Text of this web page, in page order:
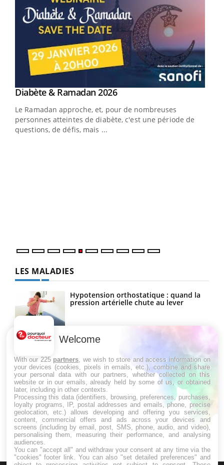
Youtube
Diabète & Ramadan 2026Youtube
Le Ramadan approche, et, pour de nombreuses
personnes atteintes de diabète, c'est une période de
questions, de défis, mais ...
LES MALADIES
Hypotension orthostatique : quand la
pression artérielle chute au lever
Drépanocytose : une déformation des
globules rouges aux conséquences
Maladie de Charcot (Sclérose latérale
amyotrophique)
Welcome
With our 225 partners , we wish to store and access information on
your devices (cookies, pixels in emails, etc.), combine and share
your personal data with our partners, whether collected on this
website or in our emails, already held by some of us, or obtained
later, including in other contexts.
Processing this data (identifiers, browsing, preferences, purchases,
loyalty programs, IP, postal addresses and emails, phone, precise
geolocation, etc.) allows developing and offering you services,
content, commercial offers and ads across your devices and
screens (including by email, post, SMS, phone, audio, and video),
personalising them, measuring their performance, and analysing
audiences.
You can "accept all" and withdraw your consent at any time via the
"cookies" footer link . You can also "set detailed preferences" and